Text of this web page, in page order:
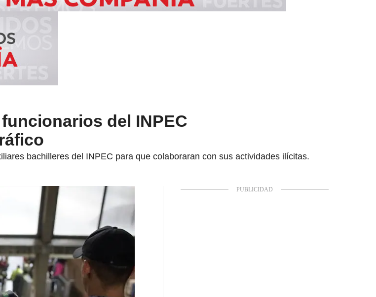
del INPEC
bachilleres del INPEC para que colaboraran con sus actividades ilícitas.